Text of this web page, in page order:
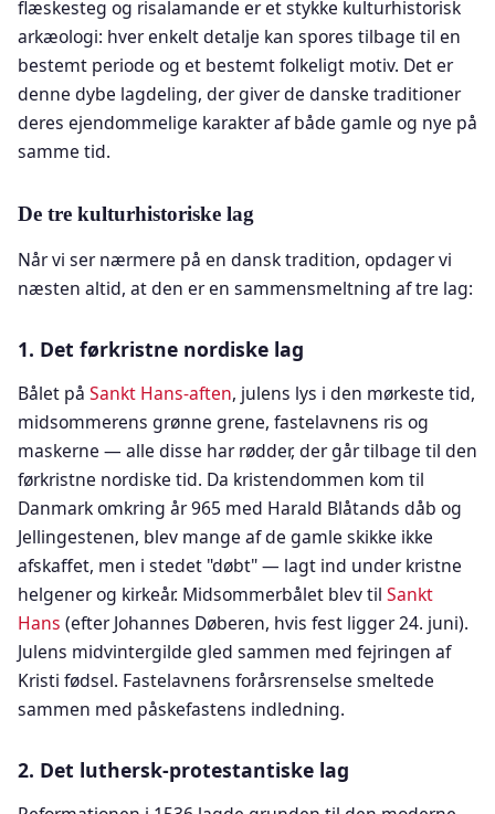
flæskesteg og risalamande er et stykke kulturhistorisk
arkæologi: hver enkelt detalje kan spores tilbage til en
bestemt periode og et bestemt folkeligt motiv. Det er
denne dybe lagdeling, der giver de danske traditioner
deres ejendommelige karakter af både gamle og nye på
samme tid.
De tre kulturhistoriske lag
Når vi ser nærmere på en dansk tradition, opdager vi
næsten altid, at den er en sammensmeltning af tre lag:
1. Det førkristne nordiske lag
Bålet på Sankt Hans-aften, julens lys i den mørkeste tid,
midsommerens grønne grene, fastelavnens ris og
maskerne — alle disse har rødder, der går tilbage til den
førkristne nordiske tid. Da kristendommen kom til
Danmark omkring år 965 med Harald Blåtands dåb og
Jellingestenen, blev mange af de gamle skikke ikke
afskaffet, men i stedet "døbt" — lagt ind under kristne
helgener og kirkeår. Midsommerbålet blev til Sankt
Hans (efter Johannes Døberen, hvis fest ligger 24. juni).
Julens midvintergilde gled sammen med fejringen af
Kristi fødsel. Fastelavnens forårsrenselse smeltede
sammen med påskefastens indledning.
2. Det luthersk-protestantiske lag